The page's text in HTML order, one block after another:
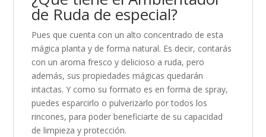
de Ruda de especial?
Pues que cuenta con un alto concentrado de esta
mágica planta y de forma natural. Es decir, contarás
con un aroma fresco y delicioso a ruda, pero
además, sus propiedades mágicas quedarán
intactas. Y como su formato es en forma de spray,
puedes esparcirlo o pulverizarlo por todos los
rincones, para poder beneficiarte de su capacidad
de limpieza y protección.